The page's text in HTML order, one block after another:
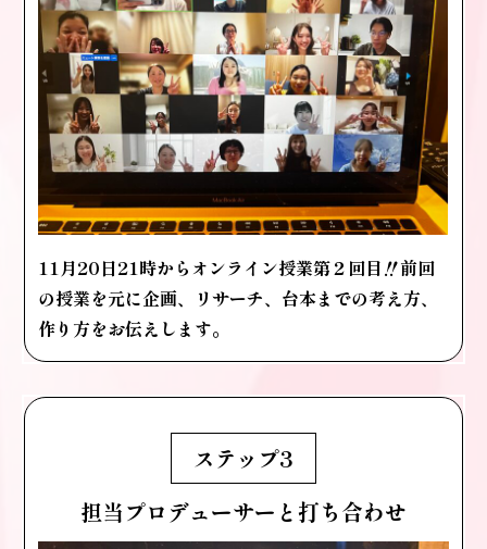
11月20日21時からオンライン授業第２回目‼️前回
の授業を元に企画、リサーチ、台本までの考え方、
作り方をお伝えします。
ステップ3
担当プロデューサーと打ち合わせ